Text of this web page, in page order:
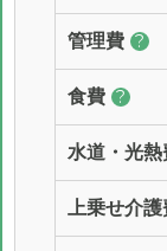
管理費 ?
食費 ?
水道・光熱
上乗せ介護